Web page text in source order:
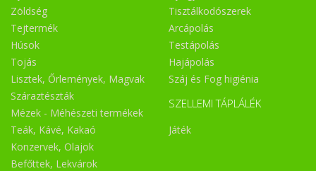
Zöldség
Tejtermék
Húsok
Tojás
Lisztek, Őrlemények, Magvak
Száraztészták
Mézek - Méhészeti termékek
Teák, Kávé, Kakaó
Konzervek, Olajok
Befőttek, Lekvárok
Tisztálkodószerek
Arcápolás
Testápolás
Hajápolás
Száj és Fog higiénia
SZELLEMI TÁPLÁLÉK
Játék